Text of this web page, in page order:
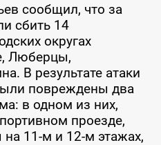
сообщил, что за
сбить 14
округах
Люберцы,
В результате атаки
повреждены два
в одном из них,
проезде,
на 11-м и 12-м этажах,